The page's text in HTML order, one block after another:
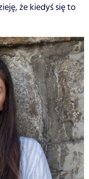
że kiedyś się to